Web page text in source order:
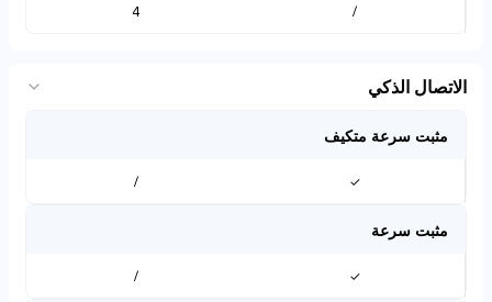
/
4
الاتصال الذكي
مثبت سرعة متكيف
✓
/
مثبت سرعة
✓
/